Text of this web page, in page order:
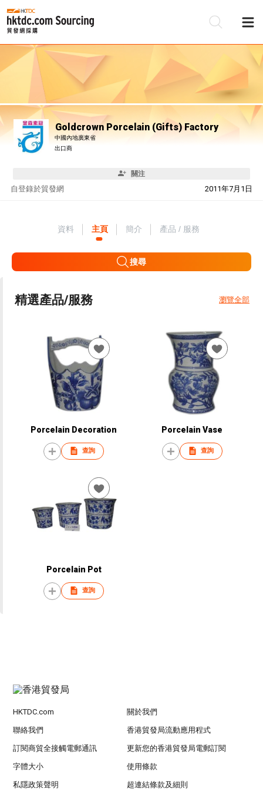
Goldcrown Porcelain (Gifts) Factory
中國內地廣東省
出口商
關注
自 2011年7月1日
登錄於貿發網
資料 主頁 簡介 產品 / 服務
搜尋
精選產品/服務 瀏覽全部
Porcelain Decoration
查詢
Porcelain Vase
查詢
Porcelain Pot
查詢
HKTDC.com 關於我們
聯絡我們 香港貿發局流動應用程式
訂閱商貿全接觸電郵通訊 更新您的香港貿發局電郵訂閱
字體大小 使用條款
私隱政策聲明 超連結條款及細則